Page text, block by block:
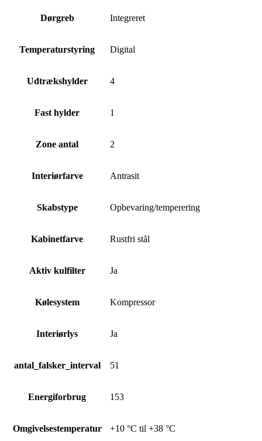
Dørgreb Integreret
Temperaturstyring Digital
Udtrækshylder 4
Fast hylder 1
Zone antal 2
Interiørfarve Antrasit
Skabstype Opbevaring/temperering
Kabinetfarve Rustfri stål
Aktiv kulfilter Ja
Kølesystem Kompressor
Interiørlys Ja
antal_falsker_interval 51
Energiforbrug 153
Omgivelsestemperatur +10 °C til +38 °C